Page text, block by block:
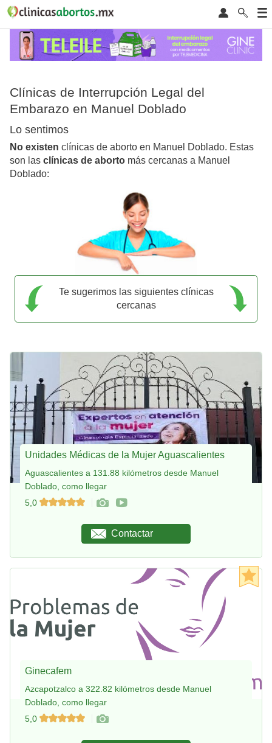
Clínicas de Interrupción Legal del
Embarazo en Manuel Doblado
Lo sentimos
No existen clínicas de aborto en Manuel Doblado. Estas
son las clínicas de aborto más cercanas a Manuel
Doblado:
Te sugerimos las siguientes clínicas
cercanas
Unidades Médicas de la Mujer Aguascalientes
Aguascalientes a 131.88 kilómetros desde Manuel
Doblado, como llegar
5,0
Contactar
Ginecafem
Azcapotzalco a 322.82 kilómetros desde Manuel
Doblado, como llegar
5,0